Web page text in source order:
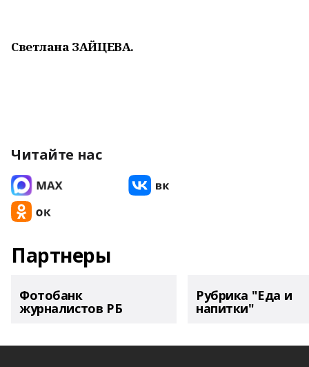
Светлана ЗАЙЦЕВА.
Читайте нас
Партнеры
Фотобанк
журналистов РБ
Рубрика "Еда и
напитки"